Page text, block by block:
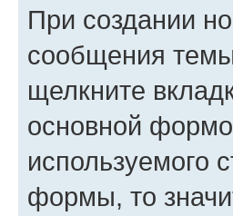
При создании
сообщения
щелкните
основной
используемого
формы, то